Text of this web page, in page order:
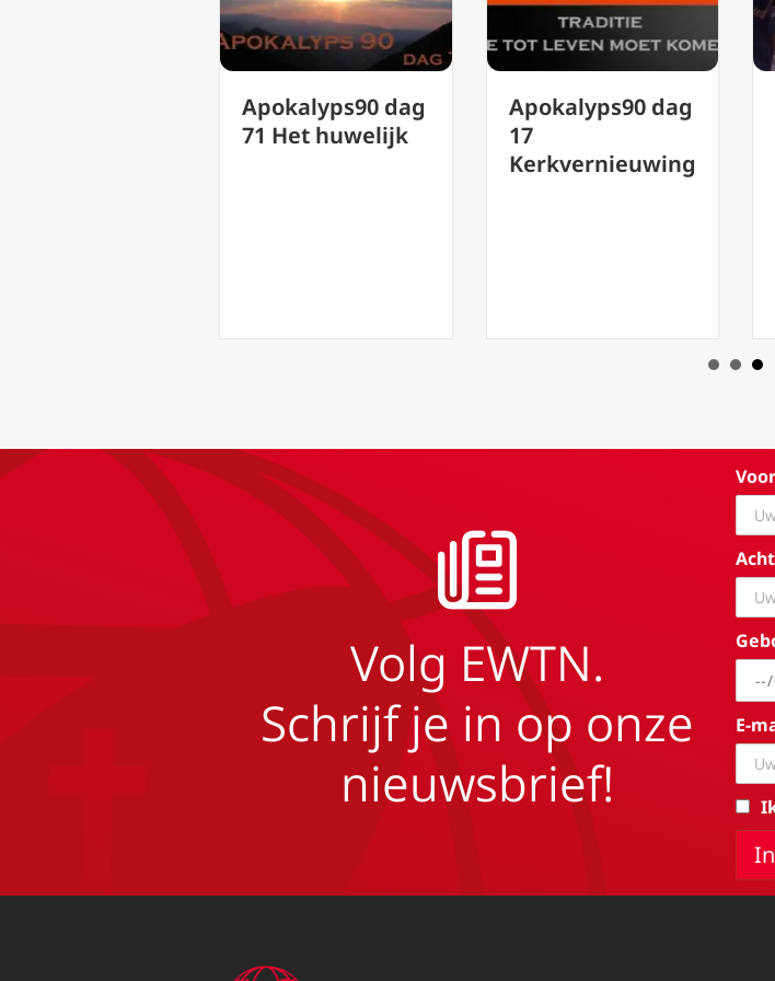
Apokalyps90 dag
71 Het huwelijk
Apokalyps90 dag
17
Kerkvernieuwing
Volg EWTN.
Schrijf je in op onze
nieuwsbrief!
E-